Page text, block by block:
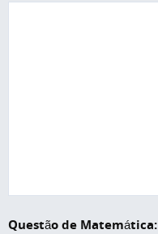
Questão de Matemática: